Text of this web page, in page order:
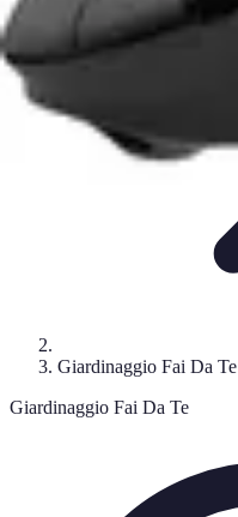
Giardinaggio Fai Da Te
Giardinaggio Fai Da Te